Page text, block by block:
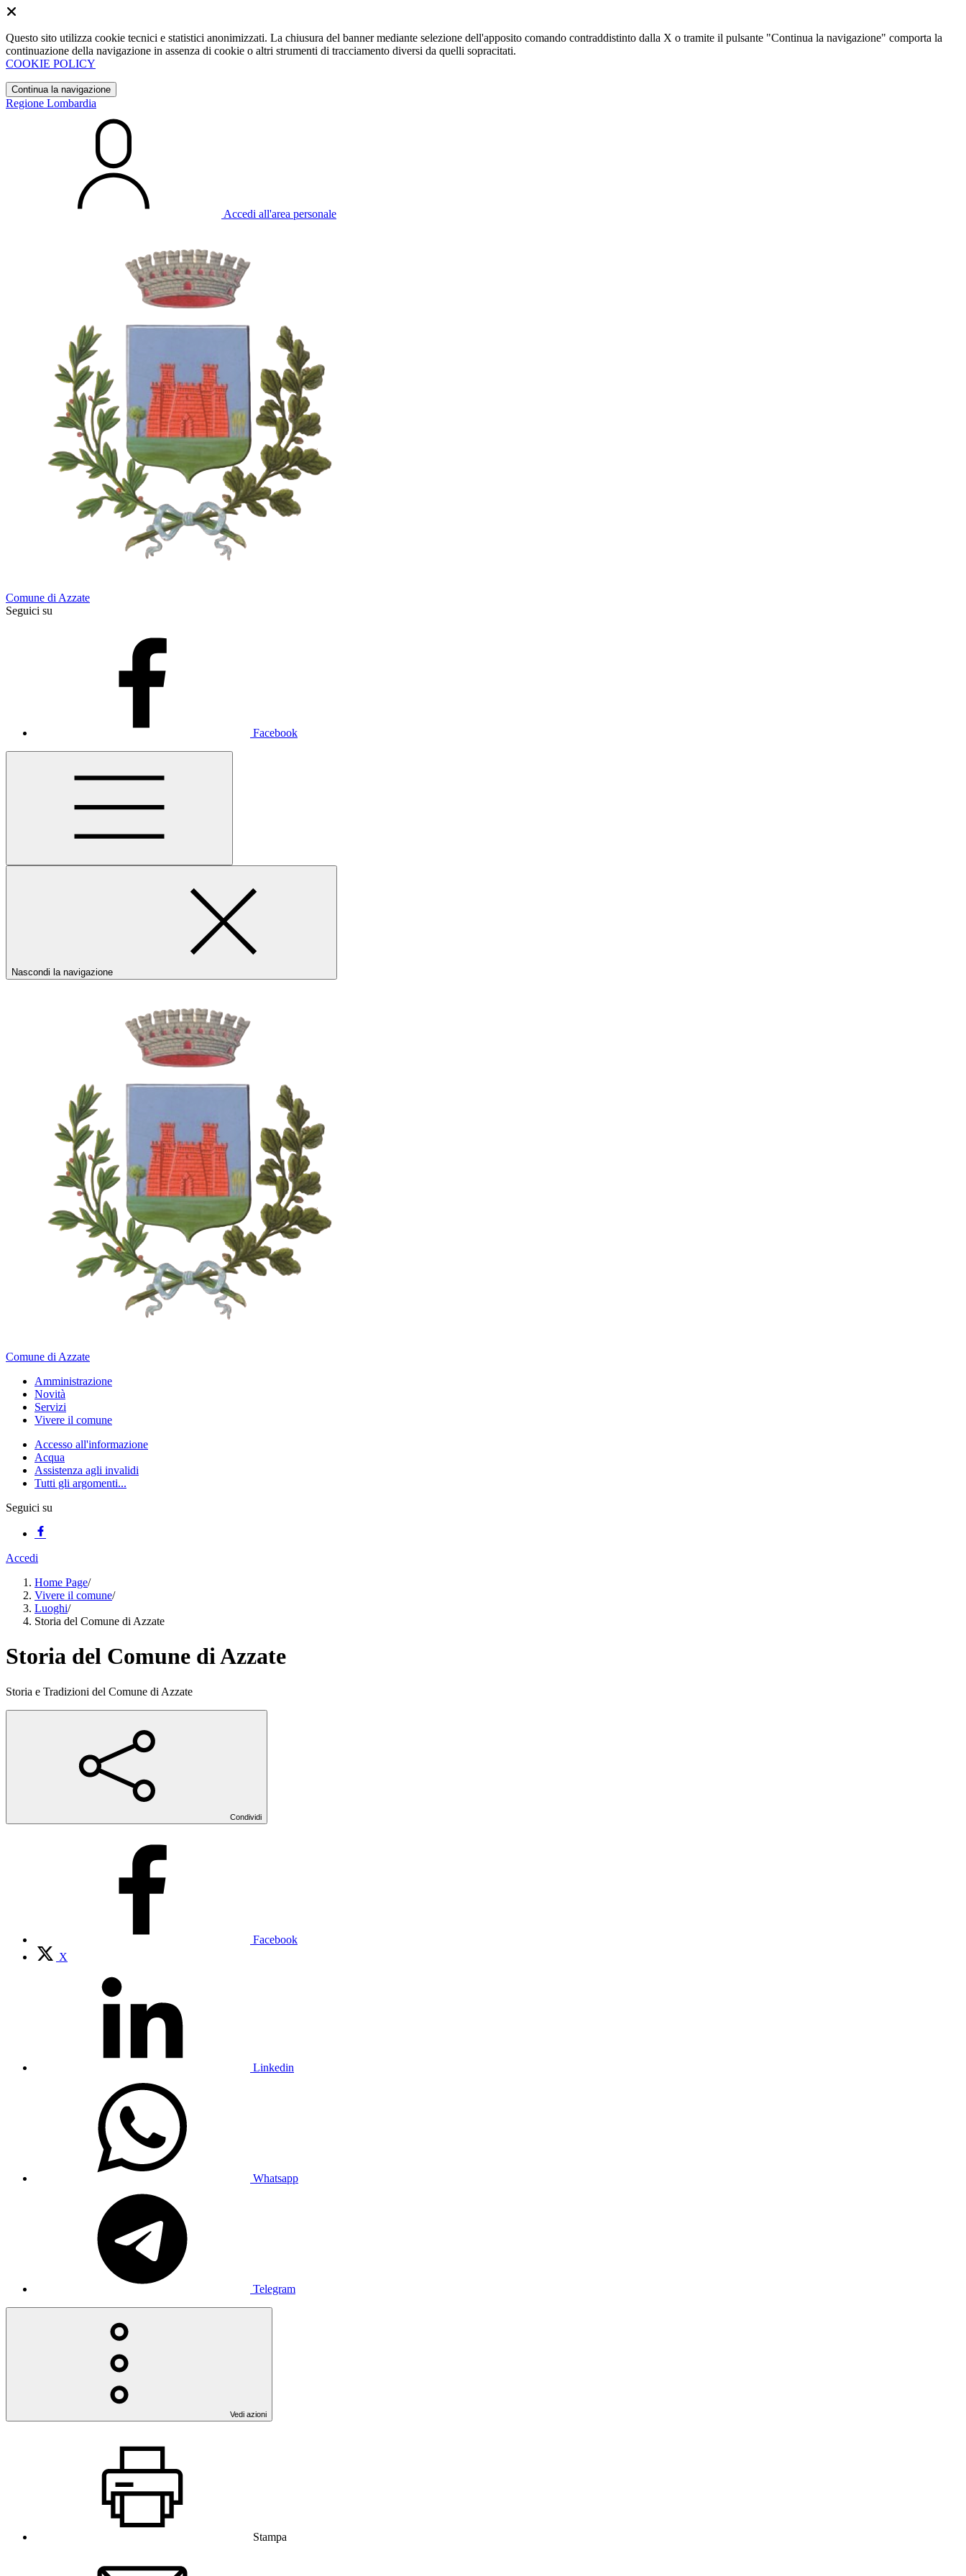
Questo sito utilizza cookie tecnici e statistici anonimizzati. La chiusura del banner mediante selezione dell'apposito comando contraddistinto dalla X o tramite il pulsante "Continua la navigazione" comporta la
continuazione della navigazione in assenza di cookie o altri strumenti di tracciamento diversi da quelli sopracitati.
COOKIE POLICY
Continua la navigazione
Regione Lombardia
Accedi all'area personale
Comune di Azzate
Seguici su
Facebook
Nascondi la navigazione
Comune di Azzate
Amministrazione
Novità
Servizi
Vivere il comune
Accesso all'informazione
Acqua
Assistenza agli invalidi
Tutti gli argomenti...
Seguici su
Accedi
Home Page/
Vivere il comune/
Luoghi/
Storia del Comune di Azzate
Storia del Comune di Azzate
Storia e Tradizioni del Comune di Azzate
Condividi
Facebook
X
Linkedin
Whatsapp
Telegram
Vedi azioni
Stampa